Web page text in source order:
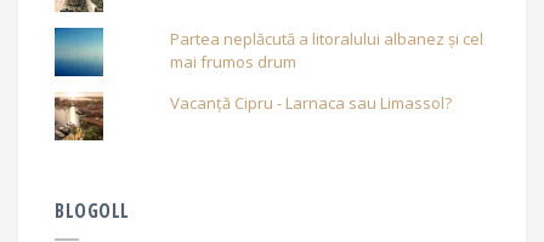
Partea neplăcută a litoralului albanez și cel
mai frumos drum
Vacanță Cipru - Larnaca sau Limassol?
BLOGOLL